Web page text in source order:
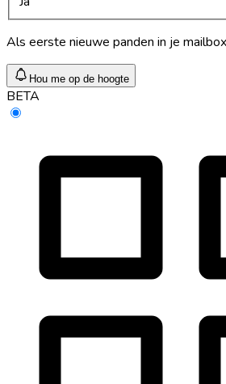
Als eerste nieuwe panden in je
Hou me op de hoogte
BETA